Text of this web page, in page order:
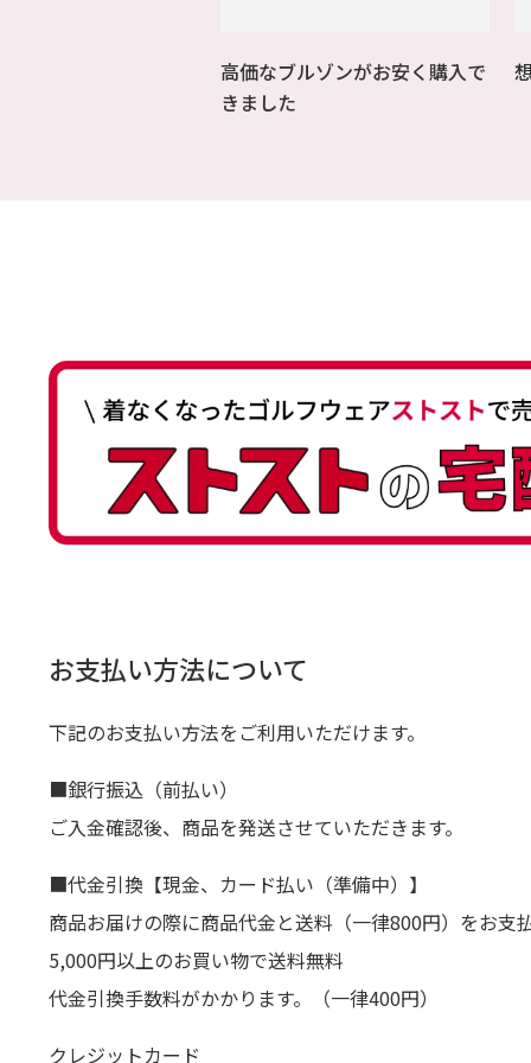
高価なブルゾンがお安く購入で
きました
お支払い方法について
下記のお支払い方法をご利用いただけます。
■銀行振込（前払い）
ご入金確認後、商品を発送させていただきます。
■代金引換【現金、カード払い（準備中）】
商品お届けの際に商品代金と送料（一律800円）をお支
5,000円以上のお買い物で送料無料
代金引換手数料がかかります。（一律400円）
クレジットカード